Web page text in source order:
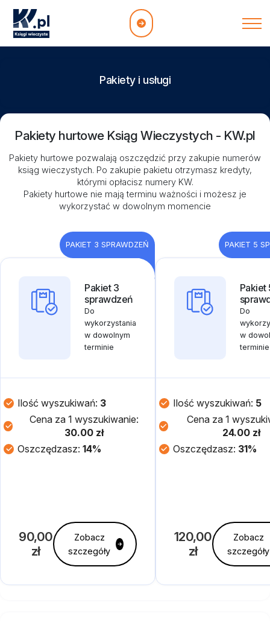
Pakiety i usługi
Pakiety hurtowe Ksiąg Wieczystych - KW.pl
Pakiety hurtowe pozwalają oszczędzić przy zakupie numerów
ksiąg wieczystych. Po zakupie pakietu otrzymasz kredyty,
którymi opłacisz numery KW.
Pakiety hurtowe nie mają terminu ważności i możesz je
wykorzystać w dowolnym momencie
PAKIET 3 SPRAWDZEŃ
Pakiet 3
sprawdzeń
Do
wykorzystania
w dowolnym
terminie
Ilość wyszukiwań: 3
Cena za 1 wyszukiwanie:
30.00 zł
Oszczędzasz: 14%
90,00
zł
Zobacz
szczegóły
PAKIET 5
Pakiet
Do
w
terminie
Ilość wyszukiwań: 5
Cena za 1
24.00 zł
Oszczędzasz: 31%
120,00
zł
Zobacz
szczegóły